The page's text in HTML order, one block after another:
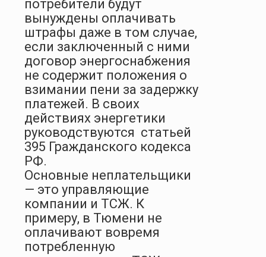
потребители будут
вынуждены оплачивать
штрафы даже в том случае,
если заключенный с ними
договор энергоснабжения
не содержит положения о
взимании пени за задержку
платежей. В своих
действиях энергетики
руководствуются статьей
395 Гражданского кодекса
РФ.
Основные неплательщики
— это управляющие
компании и ТСЖ. К
примеру, в Тюмени не
оплачивают вовремя
потребленную